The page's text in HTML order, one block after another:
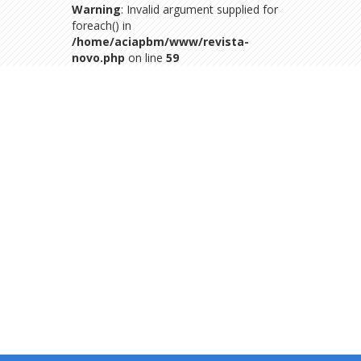
Warning: Invalid argument supplied for
foreach() in
/home/aciapbm/www/revista-
novo.php on line 59